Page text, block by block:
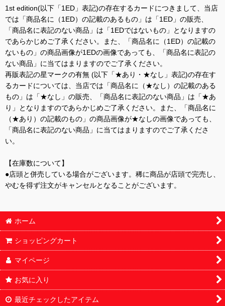
1st edition(以下「1ED」表記)の存在するカードにつきまして、当店
では「商品名に（1ED）の記載のあるもの」は「1ED」の販売、
「商品名に表記のない商品」は「1EDではないもの」となりますの
であらかじめご了承ください。また、「商品名に（1ED）の記載の
ないもの」の商品画像が1EDの画像であっても、「商品名に表記の
ない商品」に当てはまりますのでご了承ください。
再販表記の星マークの有無 (以下「★あり・★なし」表記)の存在す
るカードについては、当店では「商品名に（★なし）の記載のある
もの」は「★なし」の販売、「商品名に表記のない商品」は「★あ
り」となりますのであらかじめご了承ください。また、「商品名に
（★あり）の記載のもの」の商品画像が★なしの画像であっても、
「商品名に表記のない商品」に当てはまりますのでご了承くださ
い。
【在庫数について】
●店頭と併売している場合がございます。稀に商品が店頭で完売し、
やむを得ず注文がキャンセルとなることがございます。
ホーム
ショッピングカート
マイページ
お気に入り
最近チェックしたアイテム